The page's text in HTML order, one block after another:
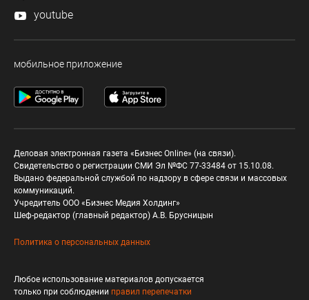
youtube
мобильное приложение
Деловая электронная газета «Бизнес Online» (на связи).
Свидетельство о регистрации СМИ Эл №ФС 77-33484 от 15.10.08.
Выдано федеральной службой по надзору в сфере связи и массовых
коммуникаций.
Учредитель ООО «Бизнес Медия Холдинг»
Шеф-редактор (главный редактор) А.В. Брусницын
Политика о персональных данных
Любое использование материалов допускается
только при соблюдении правил перепечатки